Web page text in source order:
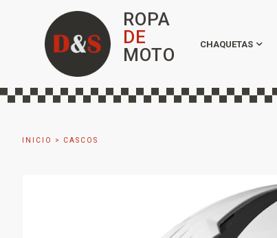
ROPA
DE
MOTO
CHAQUETAS
INICIO > CASCOS